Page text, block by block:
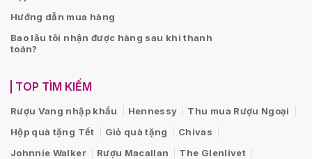
Hướng dẫn mua hàng
Bao lâu tôi nhận được hàng sau khi thanh
toán?
TOP TÌM KIẾM
Rượu Vang nhập khẩu Hennessy
Thu mua Rượu Ngoại
Hộp quà tặng Tết
Giỏ quà tặng
Chivas
Johnnie Walker
Rượu Macallan
The Glenlivet